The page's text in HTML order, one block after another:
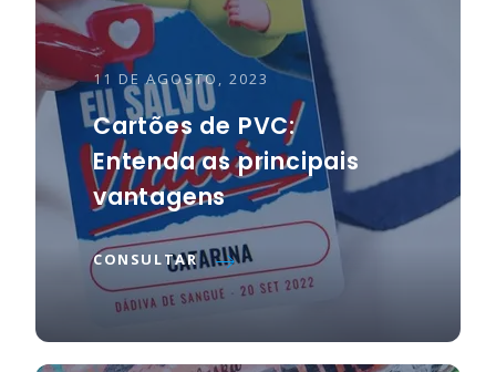
11 DE AGOSTO, 2023
Cartões de PVC:
Entenda as principais
vantagens
CONSULTAR